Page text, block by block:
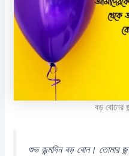
বড় বোনের
শুভ জন্মদিন বড় বোন। তোমার